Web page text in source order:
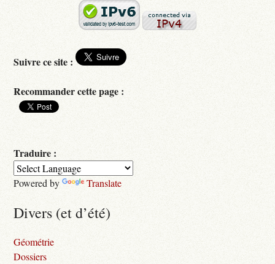
Suivre ce site :
Recommander cette page :
Traduire :
Powered by Translate
Divers (et d’été)
Géométrie
Dossiers